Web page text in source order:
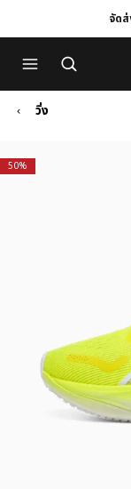
to
Main
content
to
Footer
Content
จัด
วิ่ง
50%